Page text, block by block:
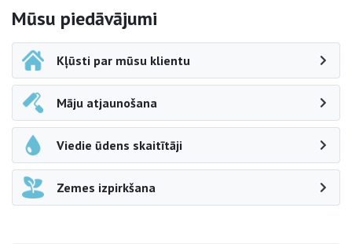
Sāna navigācija
Mūsu piedāvājumi
Kļūsti par mūsu klientu
Māju atjaunošana
Viedie ūdens skaitītāji
Zemes izpirkšana